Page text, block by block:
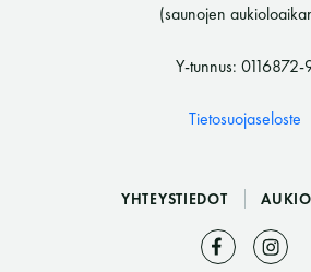
(saunojen
Y-tunnus: 0116872-
Tietosuojaseloste
YHTEYSTIEDOT